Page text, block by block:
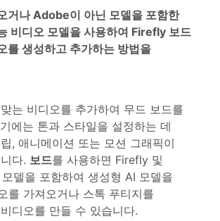
거나 Adobe이 아닌 모델을 포함한
비디오 모델을 사용하여 Firefly 보드
를 생성하고 추가하는 방법을
는 비디오를 추가하여 무드 보드를
에는 톤과 스타일을 설정하는 데
, 애니메이션 또는 모션 그래픽이
다. 보드를 사용하면 Firefly 및
델을 포함하여 생성형 AI 모델을
를 가져오거나 스톡 푸티지를
디오를 만들 수 있습니다.